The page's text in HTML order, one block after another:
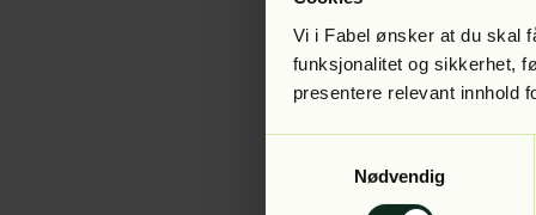
Vi i Fabel ønsker at du skal
funksjonalitet og sikkerhet,
presentere relevant innhold
Nødvendig
Application